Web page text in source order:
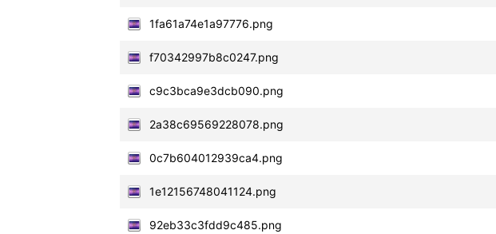
1fa61a74e1a97776.png
f70342997b8c0247.png
c9c3bca9e3dcb090.png
2a38c69569228078.png
0c7b604012939ca4.png
1e12156748041124.png
92eb33c3fdd9c485.png